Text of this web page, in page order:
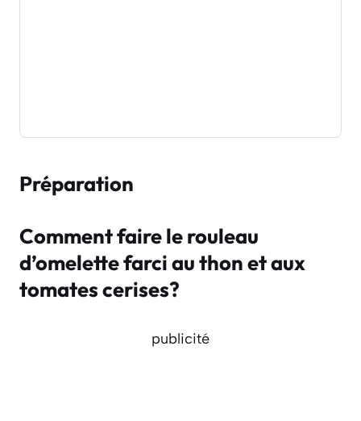
Préparation
Comment faire le rouleau
d’omelette farci au thon et aux
tomates cerises?
publicité